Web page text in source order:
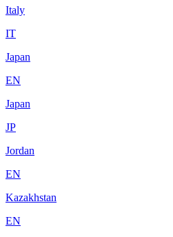
Italy
IT
Japan
EN
Japan
JP
Jordan
EN
Kazakhstan
EN